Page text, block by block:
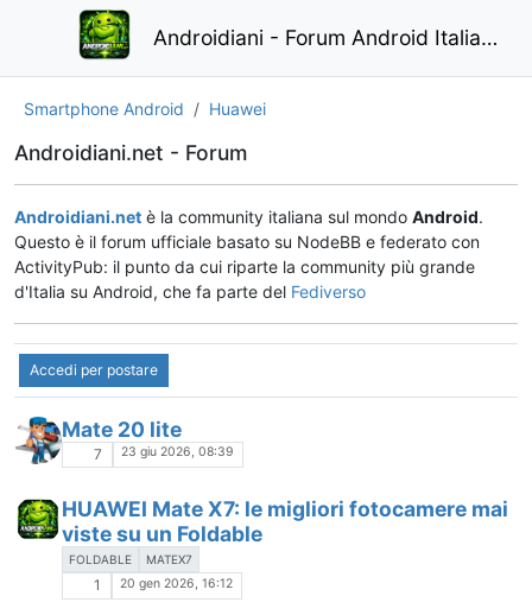
Androidiani - Forum Android Italiano
Smartphone Android Huawei
Androidiani.net - Forum
Androidiani.net è la community italiana sul mondo Android.
Questo è il forum ufficiale basato su NodeBB e federato con
ActivityPub: il punto da cui riparte la community più grande
d'Italia su Android, che fa parte del Fediverso
Accedi per postare
Mate 20 lite
7 23 giu 2026, 08:39
HUAWEI Mate X7: le migliori fotocamere mai
viste su un Foldable
FOLDABLE MATEX7
1 20 gen 2026, 16:12